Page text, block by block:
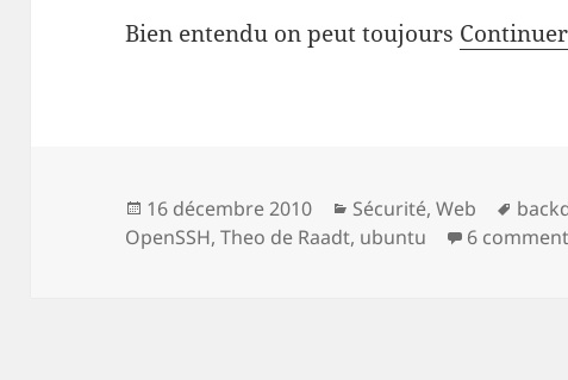
Bien entendu on peut toujours
Publié
le
16 décembre 2010 Catégories
Sécurité,Web
Mots-
clés
OpenSSH,Theo de Raadt, ubuntu 6